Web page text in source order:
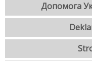
Допомога